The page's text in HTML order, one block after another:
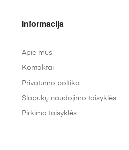
Informacija
Apie mus
Kontaktai
Privatumo poltika
Slapukų naudojimo taisyklės
Pirkimo taisyklės